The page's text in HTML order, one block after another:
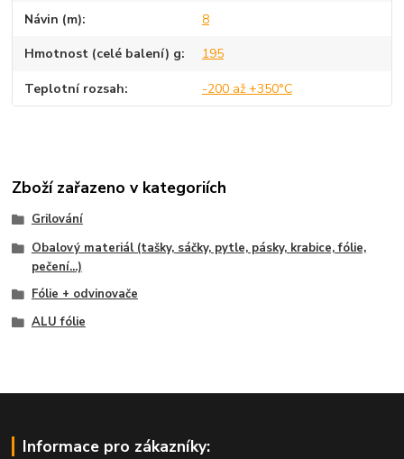
Návin (m) 8
Hmotnost (celé balení) g 195
Teplotní rozsah -200 až +350°C
Zboží zařazeno v kategoriích
Grilování
Obalový materiál (tašky, sáčky, pytle, pásky, krabice, fólie,
pečení...)
Fólie + odvinovače
ALU fólie
Informace pro zákazníky: